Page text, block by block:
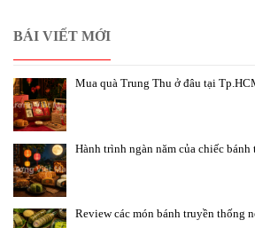
BÁI VIẾT MỚI
Mua quà Trung Thu ở đâu tại
Hành trình ngàn năm của chiếc
Review các món bánh truyền thống